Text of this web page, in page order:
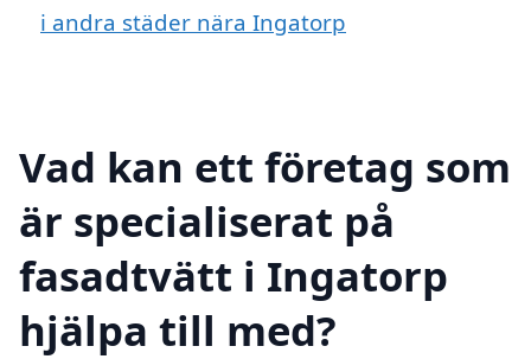
i andra städer nära Ingatorp
Vad kan ett företag som
är specialiserat på
fasadtvätt i Ingatorp
hjälpa till med?